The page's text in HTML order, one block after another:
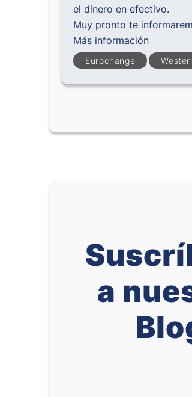
el dinero en efectivo.
Muy pronto te
Más información
Eurochange
a